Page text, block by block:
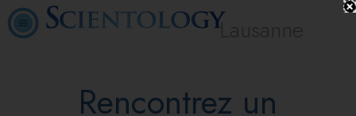
Lausanne
Rencontrez un